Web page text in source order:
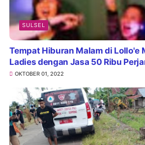
SULSEL
Tempat Hiburan Malam di Lollo'e
Ladies dengan Jasa 50 Ribu
OKTOBER 01, 2022